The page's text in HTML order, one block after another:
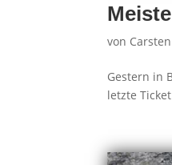
von
Gestern in
letzte